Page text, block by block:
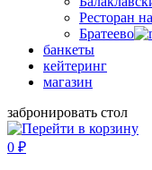
Ресторан
Братеево
банкеты
кейтеринг
магазин
забронировать стол
0 ₽